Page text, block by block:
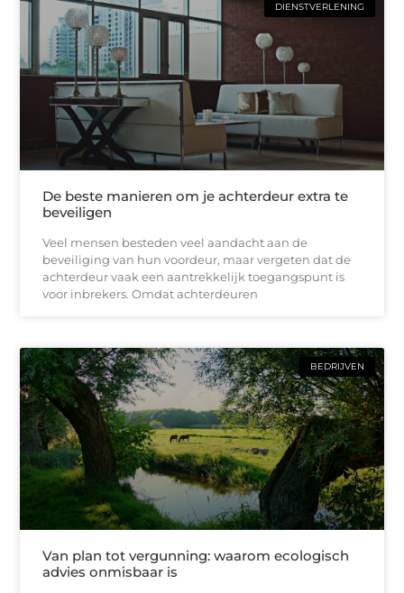
DIENSTVERLENING
De beste manieren om je achterdeur extra te
beveiligen
Veel mensen besteden veel aandacht aan de
beveiliging van hun voordeur, maar vergeten dat de
achterdeur vaak een aantrekkelijk toegangspunt is
voor inbrekers. Omdat achterdeuren
BEDRIJVEN
Van plan tot vergunning: waarom ecologisch
advies onmisbaar is